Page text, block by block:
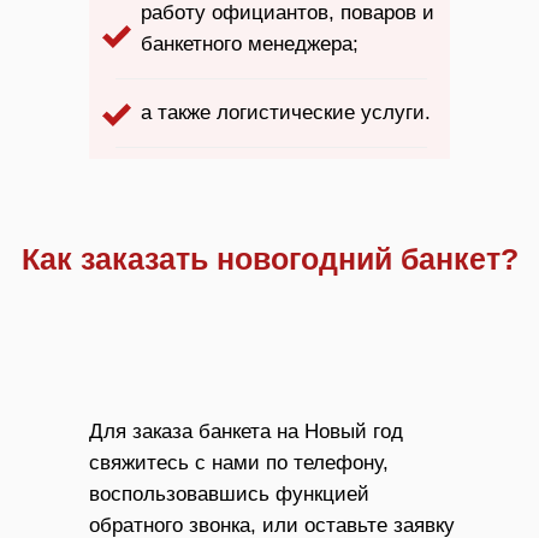
работу официантов, поваров и
банкетного менеджера;
а также логистические услуги.
Как заказать новогодний банкет?
Для заказа банкета на Новый год
свяжитесь с нами по телефону,
воспользовавшись функцией
обратного звонка, или оставьте заявку